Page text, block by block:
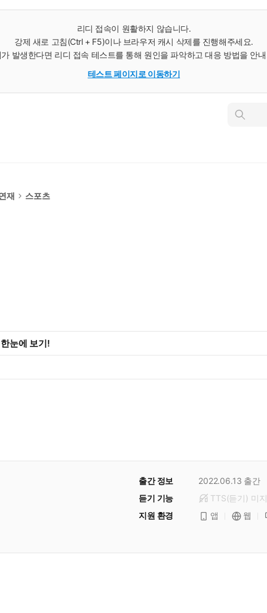
리디 접속이 원활하지 않습니다.
강제 새로 고침(Ctrl + F5)이나 브라우저 캐시 삭제를 진행해주세요.
발생한다면 리디 접속 테스트를 통해 원인을 파악하고 대응 방법을 안
테스트 페이지로 이동하기
인
재 스포츠
눈에 보기!
출간 정보 2022.06.13 출간
듣기 기능
TTS(듣기) 미
지원 환경
앱 웹